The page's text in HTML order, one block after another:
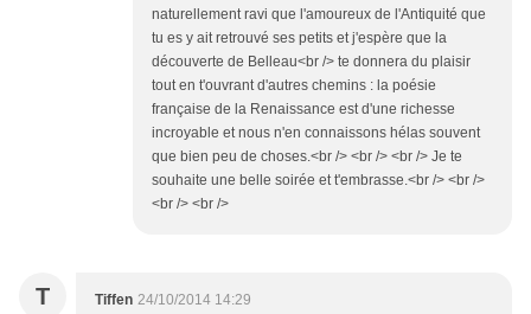
naturellement ravi que l'amoureux de l'Antiquité que
tu es y ait retrouvé ses petits et j'espère que la
découverte de Belleau<br /> te donnera du plaisir
tout en t'ouvrant d'autres chemins : la poésie
française de la Renaissance est d'une richesse
incroyable et nous n'en connaissons hélas souvent
que bien peu de choses.<br /> <br /> <br /> Je te
souhaite une belle soirée et t'embrasse.<br /> <br />
<br /> <br />
T Tiffen 24/10/2014 14:29